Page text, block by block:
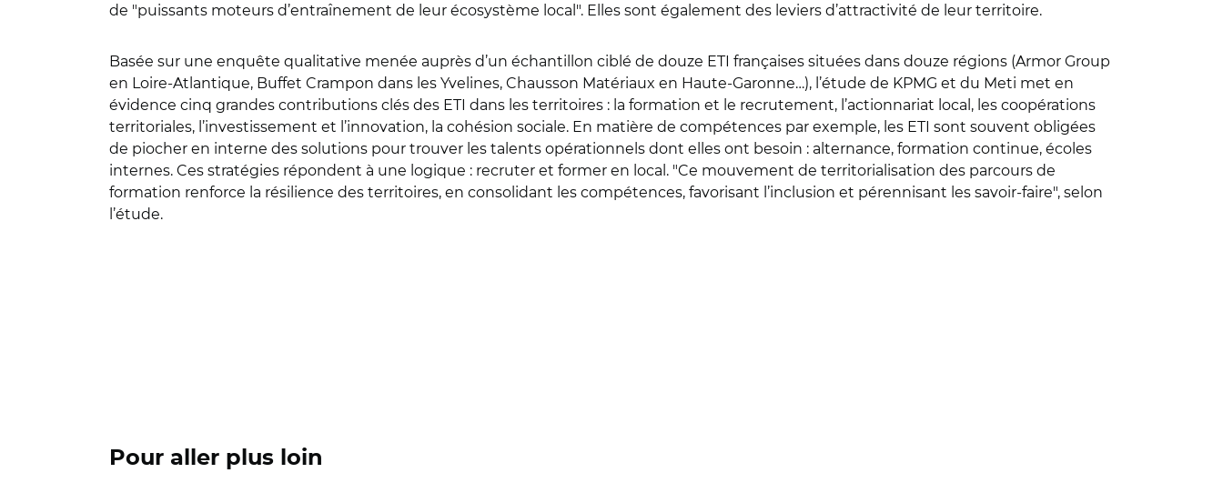
de "puissants moteurs d’entraînement de leur écosystème local". Elles sont également des leviers d’attractivité de leur territoire.
Basée sur une enquête qualitative menée auprès d’un échantillon ciblé de douze ETI françaises situées dans douze régions (Armor Group
en Loire-Atlantique, Buffet Crampon dans les Yvelines, Chausson Matériaux en Haute-Garonne…), l’étude de KPMG et du Meti met en
évidence cinq grandes contributions clés des ETI dans les territoires : la formation et le recrutement, l’actionnariat local, les coopérations
territoriales, l’investissement et l’innovation, la cohésion sociale. En matière de compétences par exemple, les ETI sont souvent obligées
de piocher en interne des solutions pour trouver les talents opérationnels dont elles ont besoin : alternance, formation continue, écoles
internes. Ces stratégies répondent à une logique : recruter et former en local. "Ce mouvement de territorialisation des parcours de
formation renforce la résilience des territoires, en consolidant les compétences, favorisant l’inclusion et pérennisant les savoir-faire", selon
l’étude.
Pour aller plus loin